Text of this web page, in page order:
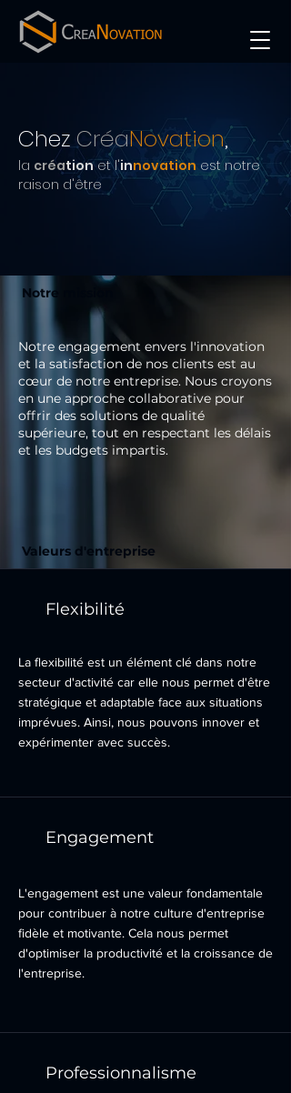
ChezCréaNovation,
la créationet l'innovation est notre
raison d'être
Notre mission
Notre engagement envers l'innovation
et la satisfaction de nos clients est au
cœur de notre entreprise. Nous croyons
en une approche collaborative pour
offrir des solutions de qualité
supérieure, tout en respectant les délais
et les budgets impartis.
Valeurs d'entreprise
Flexibilité
La flexibilité est un élément clé dans notre
secteur d'activité car elle nous permet d'être
stratégique et adaptable face aux situations
imprévues. Ainsi, nous pouvons innover et
expérimenter avec succès.
Engagement
L'engagement est une valeur fondamentale
pour contribuer à notre culture d'entreprise
fidèle et motivante. Cela nous permet
d'optimiser la productivité et la croissance de
l'entreprise.
Professionnalisme